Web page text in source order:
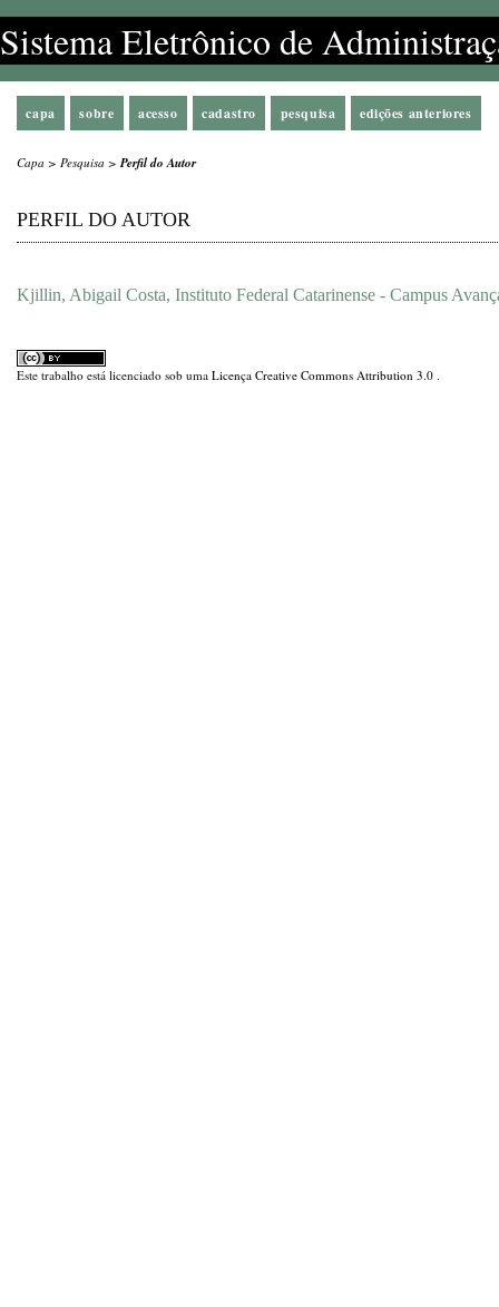
Sistema Eletrônico de
capa sobre acesso cadastro pesquisa edições anteriores
Capa > Pesquisa >Perfil do Autor
PERFIL DO AUTOR
Kjillin, Abigail Costa, Instituto Federal Catarinense - Campus
Este trabalho está licenciado sob uma Licença Creative Commons Attribution 3.0 .